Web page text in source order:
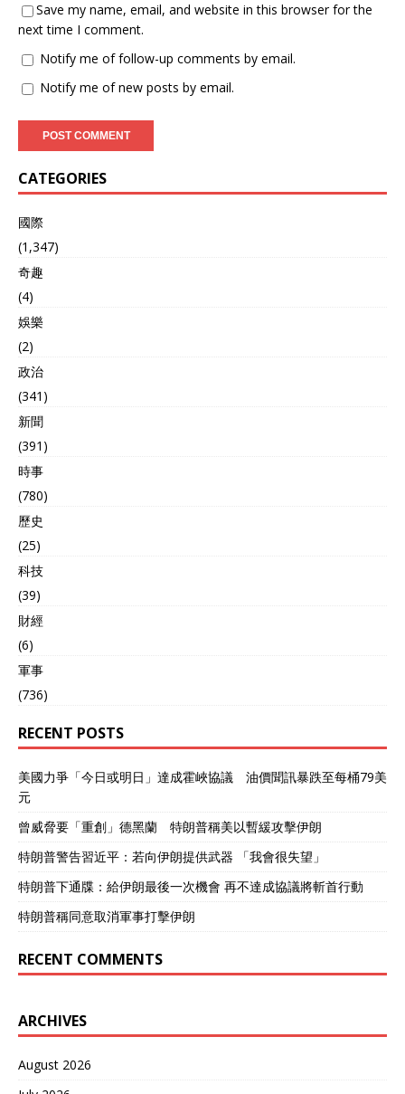
Save my name, email, and website in this browser for the
next time I comment.
Notify me of follow-up comments by email.
Notify me of new posts by email.
CATEGORIES
國際
(1,347)
奇趣
(4)
娛樂
(2)
政治
(341)
新聞
(391)
時事
(780)
歷史
(25)
科技
(39)
財經
(6)
軍事
(736)
RECENT POSTS
美國力爭「今日或明日」達成霍峽協議 油價聞訊暴跌至每桶79美
元
曾威脅要「重創」德黑蘭 特朗普稱美以暫緩攻擊伊朗
特朗普警告習近平：若向伊朗提供武器 「我會很失望」
特朗普下通牒：給伊朗最後一次機會 再不達成協議將斬首行動
特朗普稱同意取消軍事打擊伊朗
RECENT COMMENTS
ARCHIVES
August 2026